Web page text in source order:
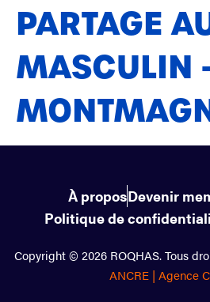
PARTAGE
MASCULIN
À proposDevenir
Politique de
Copyright © 2026 ROQHAS. Tous
ANCRE | Agence